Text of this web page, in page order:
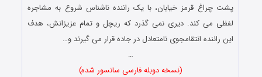
پشت چراغ قرمز خیابان، با یک راننده ناشناس شروع به مشاجره
لفظی می کند. دیری نمی گذرد که ریچل و تمام عزیزانش، هدف
این راننده انتقامجوی نامتعادل در جاده قرار می گیرند و…
…
(نسخه دوبله فارسی سانسور شده)